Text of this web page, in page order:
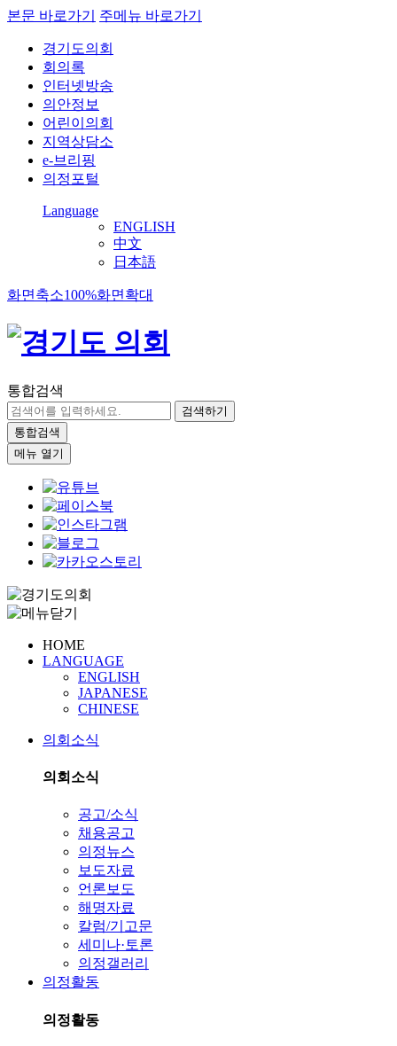
본문 바로가기 주메뉴 바로가기
경기도의회
회의록
인터넷방송
의안정보
어린이의회
지역상담소
e-브리핑
의정포털
Language
ENGLISH
中文
日本語
화면축소100%화면확대
통합검색
검색하기
통합검색
메뉴 열기
HOME
LANGUAGE
ENGLISH
JAPANESE
CHINESE
의회소식
의회소식
공고/소식
채용공고
의정뉴스
보도자료
언론보도
해명자료
칼럼/기고문
세미나·토론
의정갤러리
의정활동
의정활동